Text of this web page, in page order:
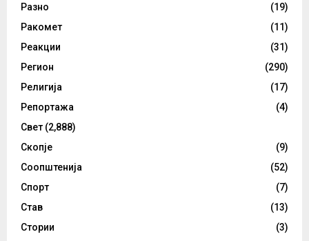
Разно
(19)
Ракомет
(11)
Реакции
(31)
Регион
(290)
Религија
(17)
Репортажа
(4)
Свет (2,888)
Скопје
(9)
Соопштенија
(52)
Спорт
(7)
Став
(13)
Стории
(3)